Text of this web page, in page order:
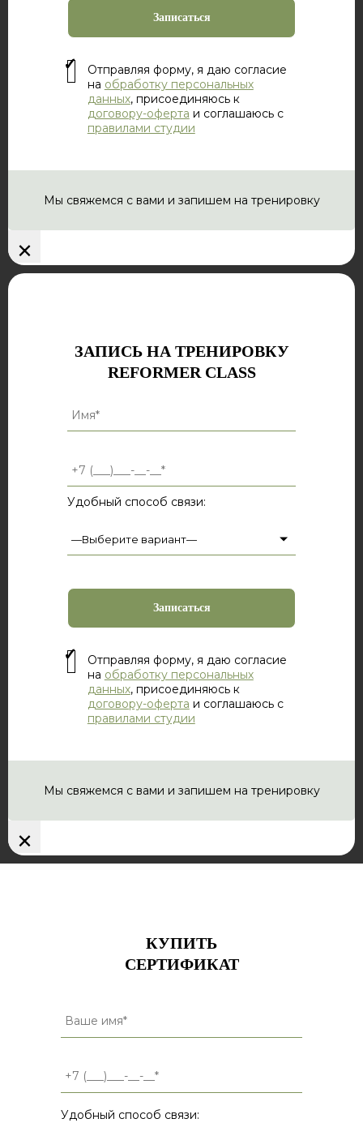
Отправляя форму, я даю согласие
на обработку персональных
данных, присоединяюсь к
договору-оферта и соглашаюсь с
правилами студии
Мы свяжемся с вами и запишем на тренировку
×
ЗАПИСЬ НА ТРЕНИРОВКУ
REFORMER CLASS
Удобный способ связи:
Отправляя форму, я даю согласие
на обработку персональных
данных, присоединяюсь к
договору-оферта и соглашаюсь с
правилами студии
Мы свяжемся с вами и запишем на тренировку
×
КУПИТЬ
СЕРТИФИКАТ
Удобный способ связи: